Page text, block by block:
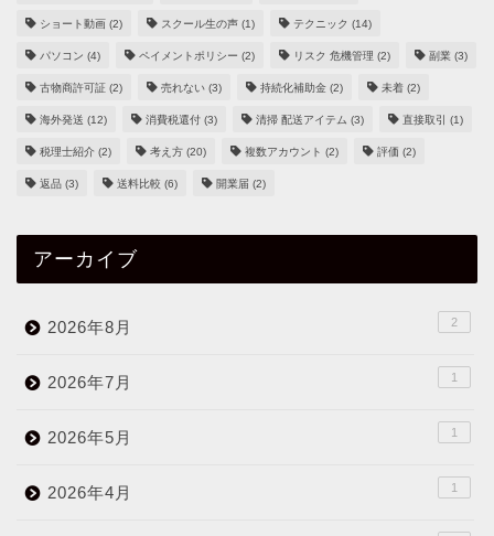
ショート動画 (2) スクール生の声 (1) テクニック (14)
パソコン (4) ペイメントポリシー (2) リスク 危機管理 (2) 副業 (3)
古物商許可証 (2) 売れない (3) 持続化補助金 (2) 未着 (2)
海外発送 (12) 消費税還付 (3) 清掃 配送アイテム (3) 直接取引 (1)
税理士紹介 (2) 考え方 (20) 複数アカウント (2) 評価 (2)
返品 (3) 送料比較 (6) 開業届 (2)
アーカイブ
2026年8月 2
2026年7月 1
2026年5月 1
2026年4月 1